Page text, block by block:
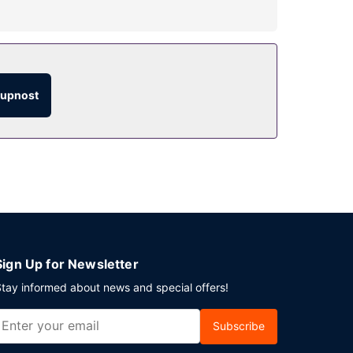
zařízení, mezi něž patří mimo jiné krytý
novin a dárkových předmětů. Chystáte-li se
využít 24hodinovou pokojovou službu nebo
Up for Newsletter
informed about news and special offers!
Subscribe